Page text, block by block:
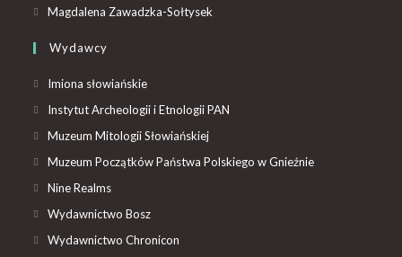
Magdalena Zawadzka-Sołtysek
Wydawcy
Imiona słowiańskie
Instytut Archeologii i Etnologii PAN
Muzeum Mitologii Słowiańskiej
Muzeum Początków Państwa Polskiego w Gnieźnie
Nine Realms
Wydawnictwo Bosz
Wydawnictwo Chronicon